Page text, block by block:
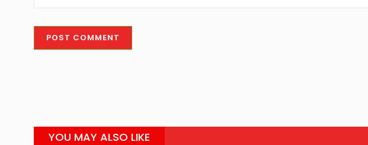
YOU MAY ALSO LIKE